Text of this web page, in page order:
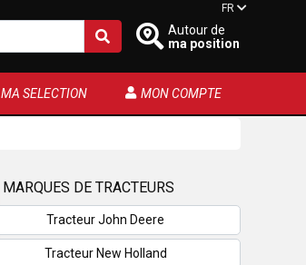
Autour de
ma position
FR
MA SELECTION MON COMPTE
MARQUES DE TRACTEURS
Tracteur John Deere
Tracteur New Holland